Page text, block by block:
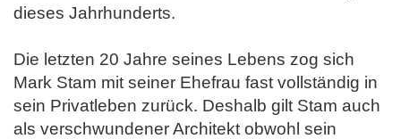
dieses Jahrhunderts.
Die letzten 20 Jahre seines Lebens zog sich
Mark Stam mit seiner Ehefrau fast vollständig in
sein Privatleben zurück. Deshalb gilt Stam auch
als verschwundener Architekt obwohl sein